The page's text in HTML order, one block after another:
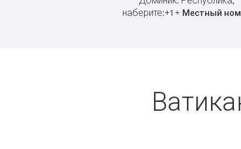
наберите:+1+ Местный